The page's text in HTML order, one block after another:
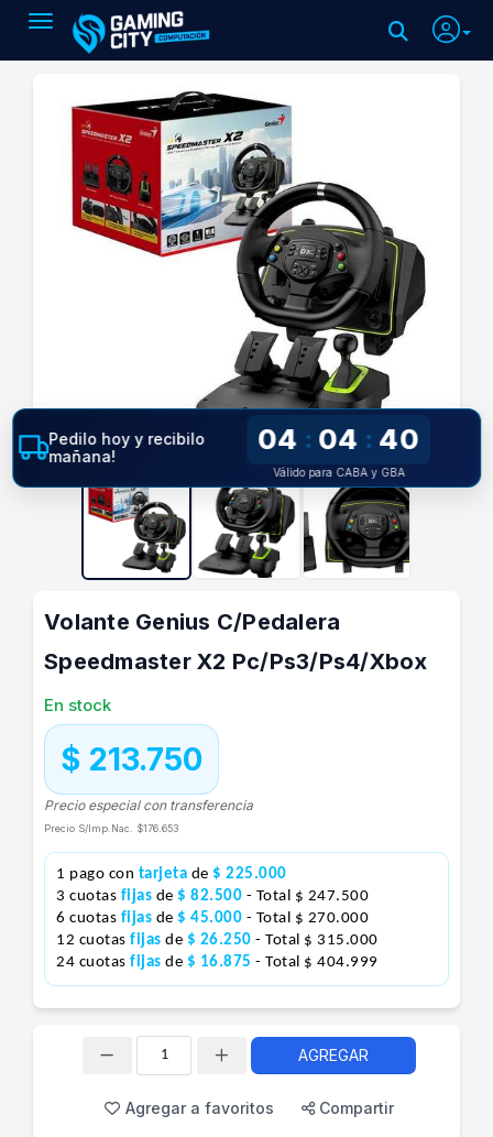
Toggle navigation
Volante Genius C/Pedalera
Speedmaster X2 Pc/Ps3/Ps4/Xbox
En stock
$ 213.750
Precio especial con transferencia
Precio S/Imp.Nac. $176.653
1 pago con tarjeta de $ 225.000
3 cuotas fijas de $ 82.500 - Total $ 247.500
6 cuotas fijas de $ 45.000 - Total $ 270.000
12 cuotas fijas de $ 26.250 - Total $ 315.000
24 cuotas fijas de $ 16.875 - Total $ 404.999
Pedilo hoy y recibilo
mañana!
04 : 04 : 39
Válido para CABA y GBA
AGREGAR
Agregar a favoritos Compartir